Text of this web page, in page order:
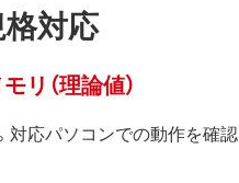
対応
（理論値）
対応パソコンでの動作を確認